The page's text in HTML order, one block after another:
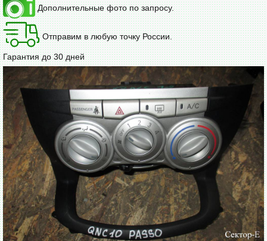
Дополнительные фото по запросу.
Отправим в любую точку России.
Гарантия до 30 дней